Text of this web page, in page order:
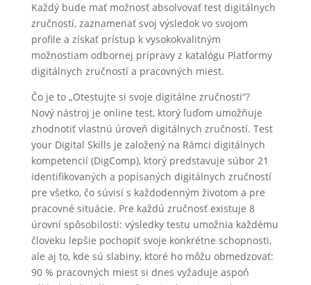
Každý bude mať možnosť absolvovať test digitálnych
zručností, zaznamenať svoj výsledok vo svojom
profile a získať prístup k vysokokvalitným
možnostiam odbornej prípravy z katalógu Platformy
digitálnych zručností a pracovných miest.
Čo je to „Otestujte si svoje digitálne zručnosti“?
Nový nástroj je online test, ktorý ľuďom umožňuje
zhodnotiť vlastnú úroveň digitálnych zručností. Test
your Digital Skills je založený na Rámci digitálnych
kompetencií (DigComp), ktorý predstavuje súbor 21
identifikovaných a popísaných digitálnych zručností
pre všetko, čo súvisí s každodenným životom a pre
pracovné situácie. Pre každú zručnosť existuje 8
úrovní spôsobilosti: výsledky testu umožnia každému
človeku lepšie pochopiť svoje konkrétne schopnosti,
ale aj to, kde sú slabiny, ktoré ho môžu obmedzovať:
90 % pracovných miest si dnes vyžaduje aspoň